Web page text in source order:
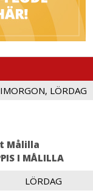
IMORGON, LÖRDAG
Målilla
I MÅLILLA
LÖRDAG